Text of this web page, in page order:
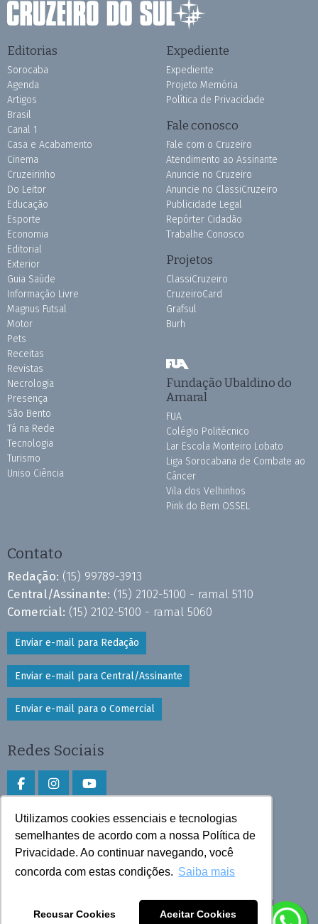
Utilizamos cookies essenciais e tecnologias
semelhantes de acordo com a nossa Política de
Privacidade. Ao continuar navegando, você
concorda com estas condições. Saiba mais
Recusar Cookies Aceitar Cookies
Editorias
Sorocaba
Agenda
Artigos
Brasil
Canal 1
Casa e Acabamento
Cinema
Cruzeirinho
Do Leitor
Educação
Esporte
Economia
Editorial
Exterior
Guia Saúde
Informação Livre
Magnus Futsal
Motor
Pets
Receitas
Revistas
Necrologia
Presença
São Bento
Tá na Rede
Tecnologia
Turismo
Uniso Ciência
Expediente
Expediente
Projeto Memória
Política de Privacidade
Fale conosco
Fale com o Cruzeiro
Atendimento ao Assinante
Anuncie no Cruzeiro
Anuncie no ClassiCruzeiro
Publicidade Legal
Repórter Cidadão
Trabalhe Conosco
Projetos
ClassiCruzeiro
CruzeiroCard
Grafsul
Burh
Fundação Ubaldino do
Amaral
FUA
Colégio Politécnico
Lar Escola Monteiro Lobato
Liga Sorocabana de Combate ao
Câncer
Vila dos Velhinhos
Pink do Bem OSSEL
Contato
Redação: (15) 99789-3913
Central/Assinante: (15) 2102-5100 - ramal 5110
Comercial: (15) 2102-5100 - ramal 5060
Enviar e-mail para Redação
Enviar e-mail para Central/Assinante
Enviar e-mail para o Comercial
Redes Sociais
Faça download do aplicativo
Play Store e App Store
Todos os direitos reservados © 2025 Cruzeiro do Sul